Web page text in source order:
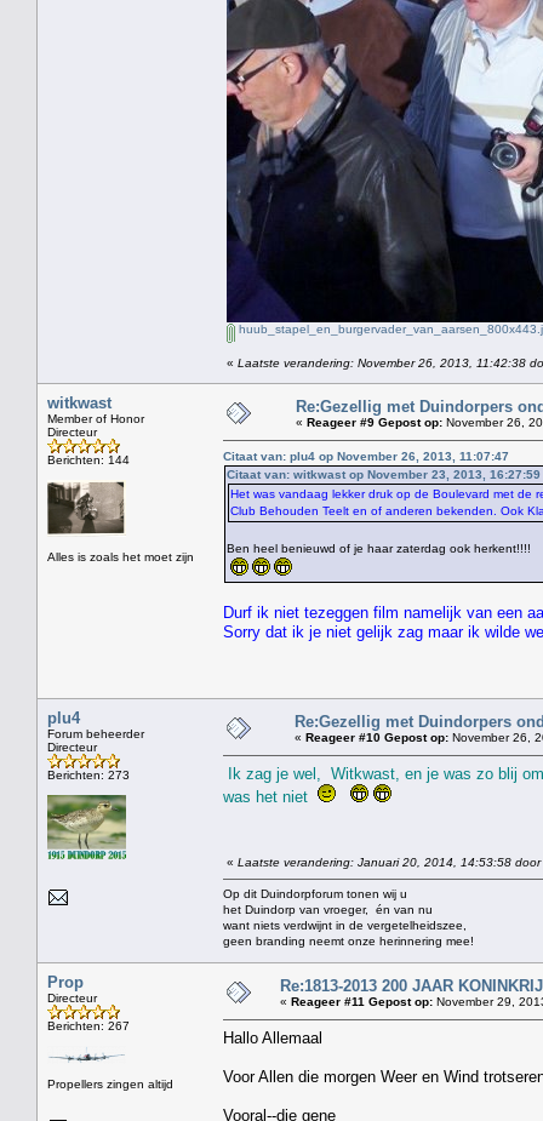
« Laatste verandering: November 26, 2013, 11:42:38
witkwast
Member of Honor
Directeur
Berichten: 144
Alles is zoals het moet zijn
Re:Gezellig met Duindorpers
« Reageer #9 Gepost op: November 26,
Citaat van: plu4 op November 26, 2013, 11:07:47
Citaat van: witkwast op November 23, 2013, 16:27:59
Het was vandaag lekker druk op de Boulevard met de
Club Behouden Teelt en of anderen bekenden. Ook
Ben heel benieuwd of je haar zaterdag ook herkent!!!!
Durf ik niet tezeggen film namelijk van een
Sorry dat ik je niet gelijk zag maar ik wilde
plu4
Forum beheerder
Directeur
Berichten: 273
Re:Gezellig met Duindorpers
« Reageer #10 Gepost op: November 26,
Ik zag je wel, Witkwast, en je was zo blij
was het niet
« Laatste verandering: Januari 20, 2014, 14:53:58 door
Op dit Duindorpforum tonen wij u
het Duindorp van vroeger, én van nu
want niets verdwijnt in de vergetelheidszee,
geen branding neemt onze herinnering mee!
Prop
Directeur
Berichten: 267
Propellers zingen altijd
Re:1813-2013 200 JAAR
« Reageer #11 Gepost op: November 29,
Hallo Allemaal
Voor Allen die morgen Weer en Wind
Vooral--die gene